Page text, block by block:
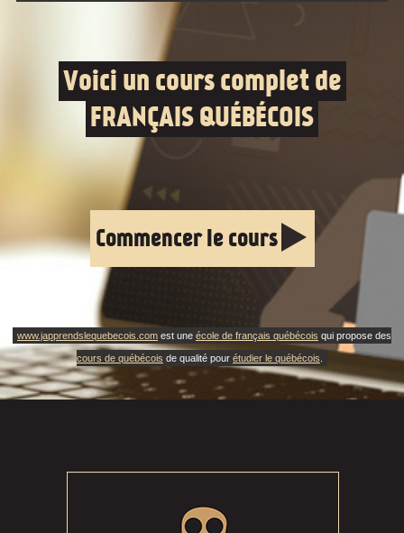
Voici un cours complet de
FRANÇAIS QUÉBÉCOIS
Commencer le cours
www.japprendslequebecois.com est une école de français québécois qui propose des
cours de québécois de qualité pour étudier le québécois